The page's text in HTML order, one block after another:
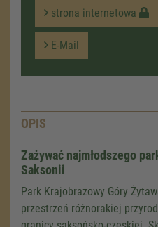
strona internetowa
E-Mail
OPIS
Zażywać najmłodszego
Saksonii
Park Krajobrazowy Góry
przestrzeń różnorakiej